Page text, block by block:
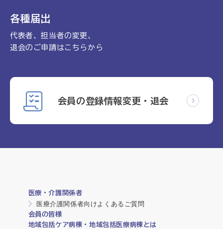
各種届出
代表者、担当者の変更、
退会のご申請はこちらから
会員の登録情報変更・退会
医療・介護関係者
医療介護関係者向けよくあるご質問
会員の皆様
地域包括ケア病棟・地域包括医療病棟とは